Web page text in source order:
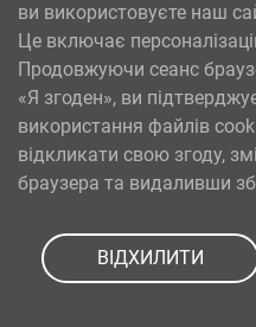
SIA PAA 2024. gadā 5.
2024/30 ar Latvijas
atbalsta saņemšanu
ви використовуєте наш
Це включає
Продовжуючи сеанс
«Я згоден», ви
використання файлів
відкликати свою згоду,
браузера та видаливши
ВІДХИЛИТИ